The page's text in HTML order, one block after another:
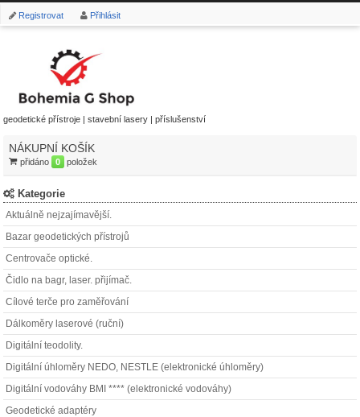
Registrovat Přihlásit
geodetické přístroje | stavební lasery | příslušenství
NÁKUPNÍ KOŠÍK
přidáno 0 položek
Kategorie
Aktuálně nejzajímavější.
Bazar geodetických přístrojů
Centrovače optické.
Čidlo na bagr, laser. přijímač.
Cílové terče pro zaměřování
Dálkoměry laserové (ruční)
Digitální teodolity.
Digitální úhloměry NEDO, NESTLE (elektronické úhloměry)
Digitální vodováhy BMI **** (elektronické vodováhy)
Geodetické adaptéry